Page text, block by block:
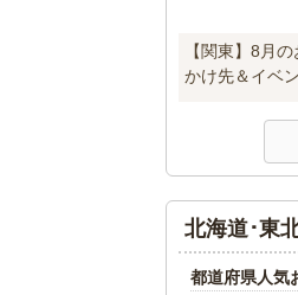
【関東】8月
かけ先＆イベ
北海道･東
都道府県人気